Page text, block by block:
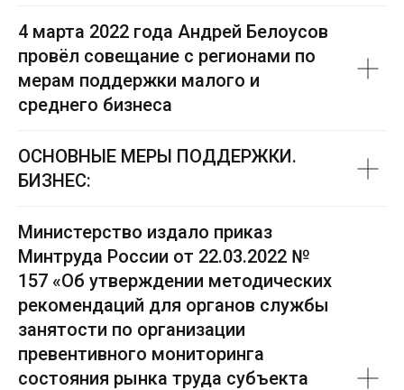
4 марта 2022 года Андрей Белоусов
провёл совещание с регионами по
мерам поддержки малого и
среднего бизнеса
ОСНОВНЫЕ МЕРЫ ПОДДЕРЖКИ.
БИЗНЕС:
Министерство издало приказ
Минтруда России от 22.03.2022 №
157 «Об утверждении методических
рекомендаций для органов службы
занятости по организации
превентивного мониторинга
состояния рынка труда субъекта